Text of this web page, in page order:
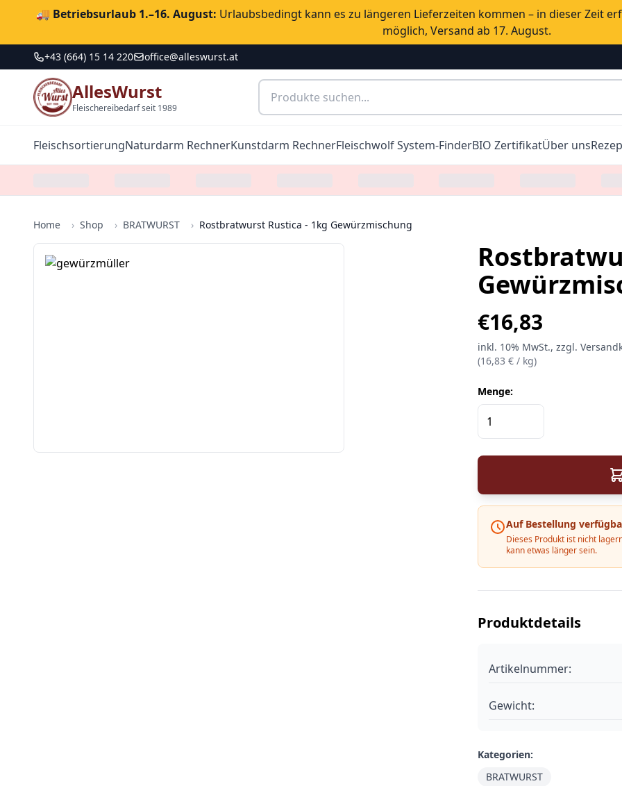
🚚 Betriebsurlaub 1.–16. August: Urlaubsbedingt kann es zu längeren Lieferzeiten kommen – in dieser Zeit
möglich, Versand ab 17. August.
+43 (664) 15 14 220 office@alleswurst.at
AllesWurst
Fleischereibedarf seit 1989
FleischsortierungNaturdarm RechnerKunstdarm RechnerFleischwolf System-FinderBIO ZertifikatÜber uns
Home › Shop › BRATWURST › Rostbratwurst Rustica - 1kg Gewürzmischung
€16,83
inkl. 10% MwSt., zzgl.
(16,83 € / kg)
Menge:
Auf Bestellung
Dieses Produkt ist nicht
kann etwas länger sein.
Produktdetails
Artikelnummer:
Gewicht:
Kategorien:
BRATWURST